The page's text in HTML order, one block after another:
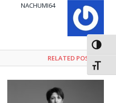
הפעל/כבה ניגודיות גבוהה
מתג גודל גופן
NACHUMI64
RELATED POSTS